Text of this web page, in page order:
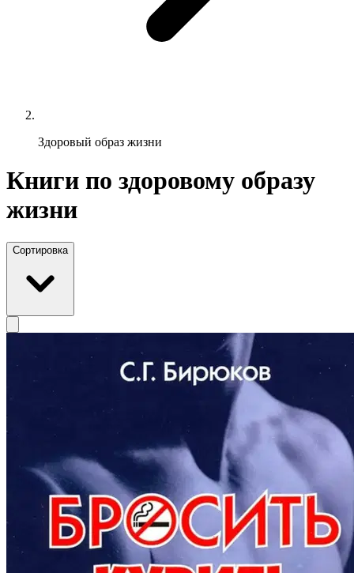
Здоровый образ жизни
Книги по здоровому образу
жизни
Сортировка